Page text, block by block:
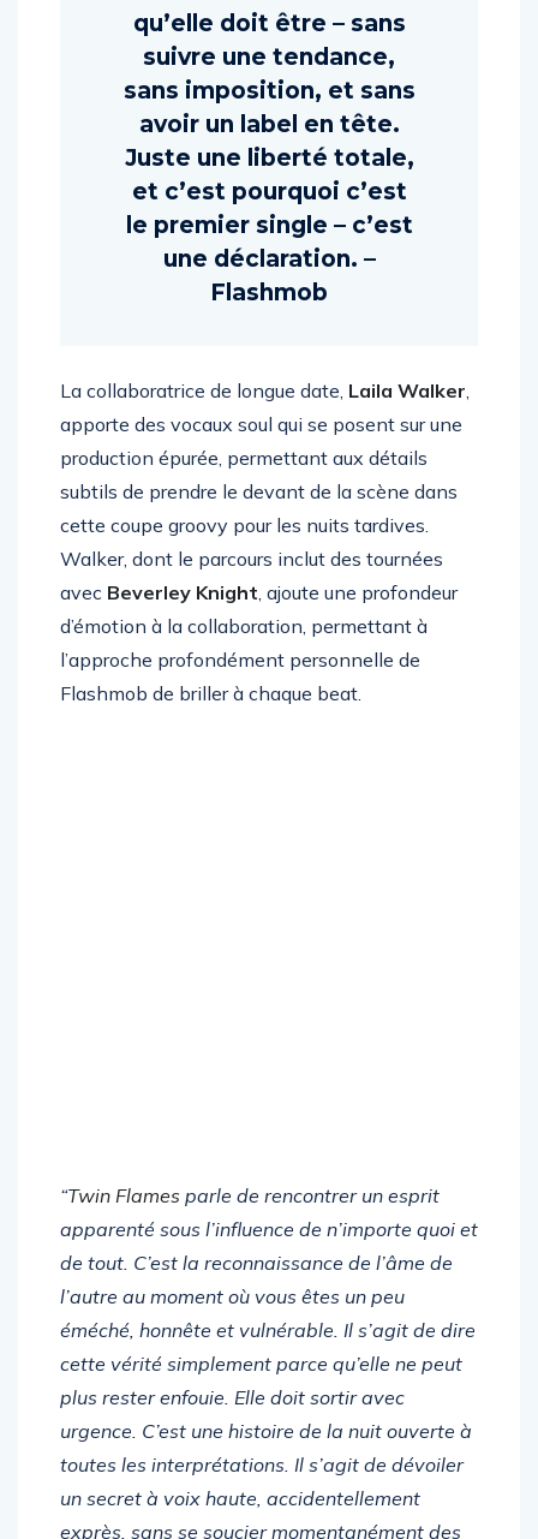
chanteuse. La faire telle
qu’elle doit être – sans
suivre une tendance,
sans imposition, et sans
avoir un label en tête.
Juste une liberté totale,
et c’est pourquoi c’est
le premier single – c’est
une déclaration. –
La collaboratrice de longue date,Laila Walker
apporte des vocaux soul qui se posent sur une
production épurée, permettant aux détails
subtils de prendre le devant de la scène dans
cette coupe groovy pour les nuits tardives.
Walker, dont le parcours inclut des tournées
avecBeverley Knight, ajoute une profondeur
d’émotion à la collaboration, permettant à
l’approche profondément personnelle de
“Twin Flamesparle de rencontrer un esprit
apparenté sous l’influence de n’importe quoi et
de tout. C’est la reconnaissance de l’âme de
l’autre au moment où vous êtes un peu
éméché, honnête et vulnérable. Il s’agit de dire
cette vérité simplement parce qu’elle ne peut
plus rester enfouie. Elle doit sortir avec
urgence. C’est une histoire de la nuit ouverte à
toutes les interprétations. Il s’agit de dévoiler
un secret à voix haute, accidentellement